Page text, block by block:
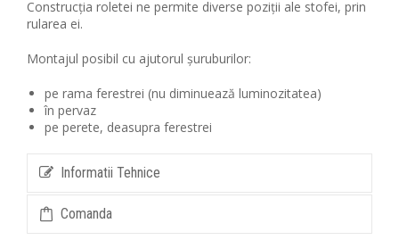
Construcția roletei ne permite diverse poziții ale stofei, prin
rularea ei.
Montajul posibil cu ajutorul șuruburilor:
pe rama ferestrei (nu diminuează luminozitatea)
în pervaz
pe perete, deasupra ferestrei
Informatii Tehnice
Comanda